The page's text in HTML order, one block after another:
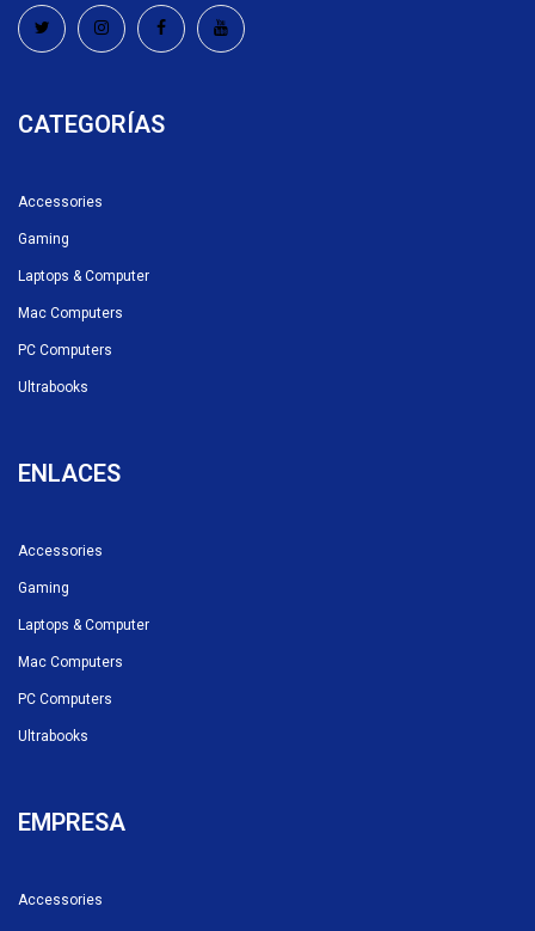
CATEGORÍAS
Accessories
Gaming
Laptops & Computer
Mac Computers
PC Computers
Ultrabooks
ENLACES
Accessories
Gaming
Laptops & Computer
Mac Computers
PC Computers
Ultrabooks
EMPRESA
Accessories